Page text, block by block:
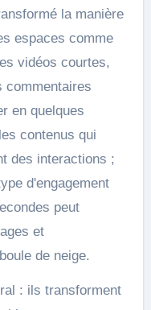
la manière
espaces comme
vidéos courtes,
commentaires
en quelques
contenus qui
des interactions ;
d'engagement
peut
et
de neige.
: ils transforment